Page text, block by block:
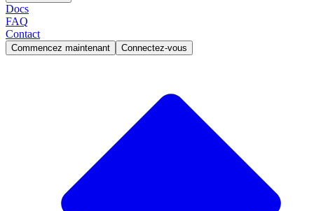
Docs
FAQ
Contact
Commencez maintenant Connectez-vous